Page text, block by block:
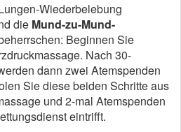
Wiederbelebung
die Mund-zu-Mund-
Beginnen Sie
Nach 30-
dann zwei Atemspenden
Sie diese beiden Schritte aus
und 2-mal Atemspenden
eintrifft.